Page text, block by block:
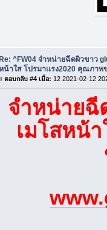
Re: ^FW04 จำหน่ายฉีดผิวขาว
น้าใส โปรมาแรง2020 คุณภาพ
ตอบกลับ #4 เมื่อ: 12 2021-02-12
จำหน่ายฉี
เมโสหน้